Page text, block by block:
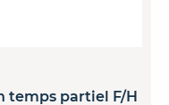
temps partiel F/H